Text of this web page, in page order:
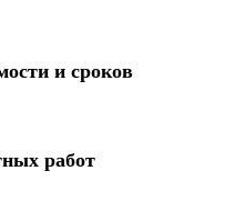
и сроков
работ